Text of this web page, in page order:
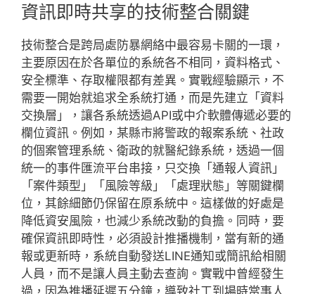
資訊即時共享的技術整合關鍵
技術整合是跨局處防暴網絡中最容易卡關的一環，
主要原因在於各單位的系統各不相同，資料格式、
安全標準、存取權限都有差異。實戰經驗顯示，不
需要一開始就追求全系統打通，而是先建立「資料
交換層」，讓各系統透過API或中介軟體傳遞必要的
欄位資訊。例如，某縣市將警政的報案系統、社政
的個案管理系統、衛政的就醫紀錄系統，透過一個
統一的事件匯流平台串接，只交換「通報人資訊」
「案件類型」「風險等級」「處理狀態」等關鍵欄
位，其餘細節仍保留在原系統中。這樣做的好處是
降低資安風險，也減少系統改動的負擔。同時，要
確保資訊即時性，必須設計推播機制，當有新的通
報或更新時，系統自動發送LINE通知或簡訊給相關
人員，而不是讓人員主動去查詢。實戰中曾經發生
過，因為推播延遲五分鐘，導致社工到場時當事人